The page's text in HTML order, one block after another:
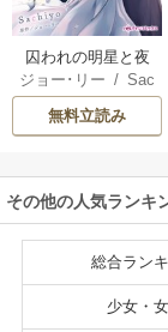
囚われの明星と夜
明けのシュヴァリ
エ
ジョー･リー /Sac
hiyo
無料立読み
その他の人気ランキ
総合ラン
少女・